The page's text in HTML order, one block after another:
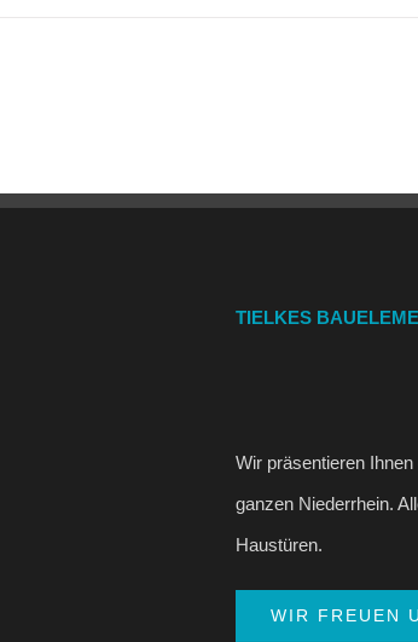
TIELKES
Wir präsentieren
ganzen Niederrhein.
Haustüren.
WIR FREUEN